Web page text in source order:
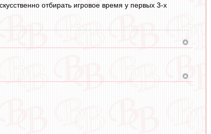
отбирать игровое время у первых 3-х